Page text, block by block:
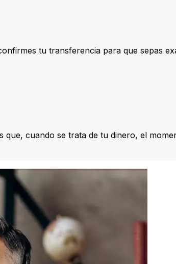
tu transferencia para que sepas
que, cuando se trata de tu dinero, el